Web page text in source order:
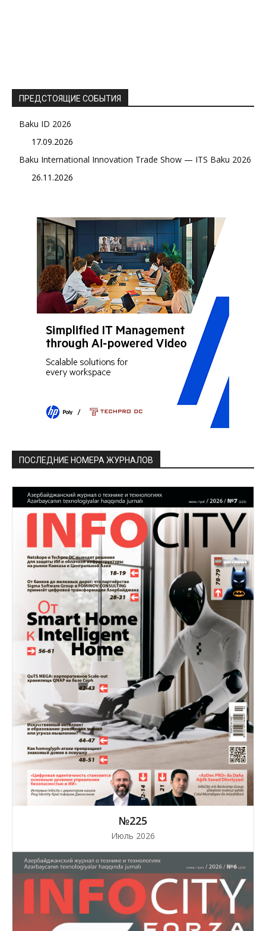
ПРЕДСТОЯЩИЕ СОБЫТИЯ
Baku ID 2026
17.09.2026
Baku International Innovation Trade Show — ITS Baku 2026
26.11.2026
ПОСЛЕДНИЕ НОМЕРА ЖУРНАЛОВ
№225
Июль 2026